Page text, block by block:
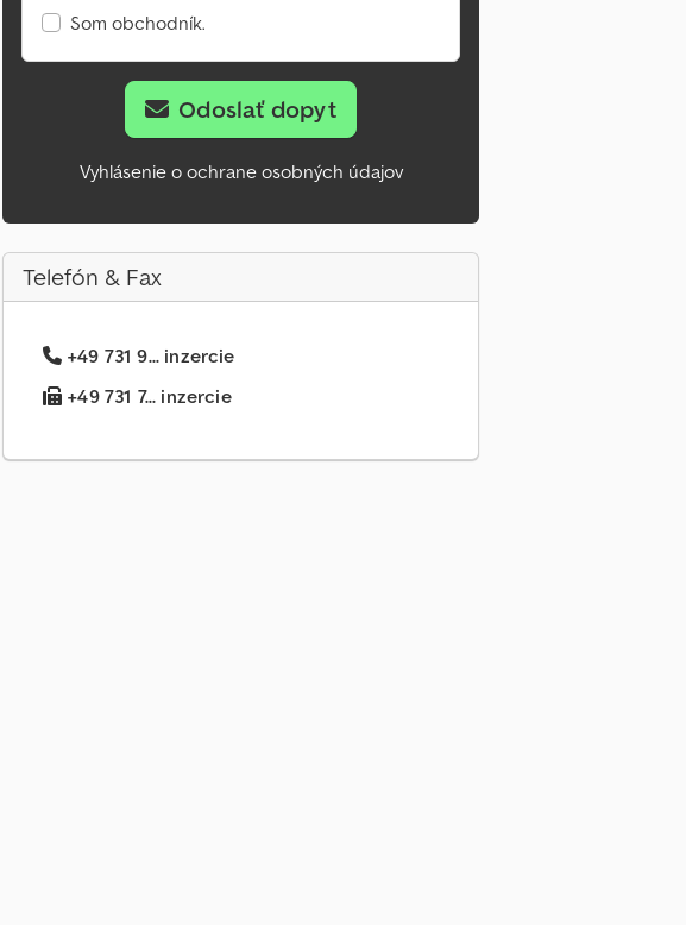
Som obchodník.
Odoslať dopyt
Vyhlásenie o ochrane osobných údajov
Telefón & Fax
+49 731 9... inzercie
+49 731 7... inzercie